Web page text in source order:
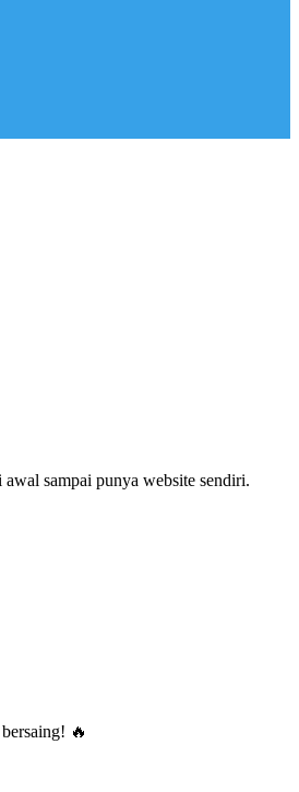
sampai punya website sendiri.
🔥